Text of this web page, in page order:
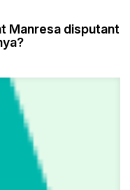
Manresa disputant